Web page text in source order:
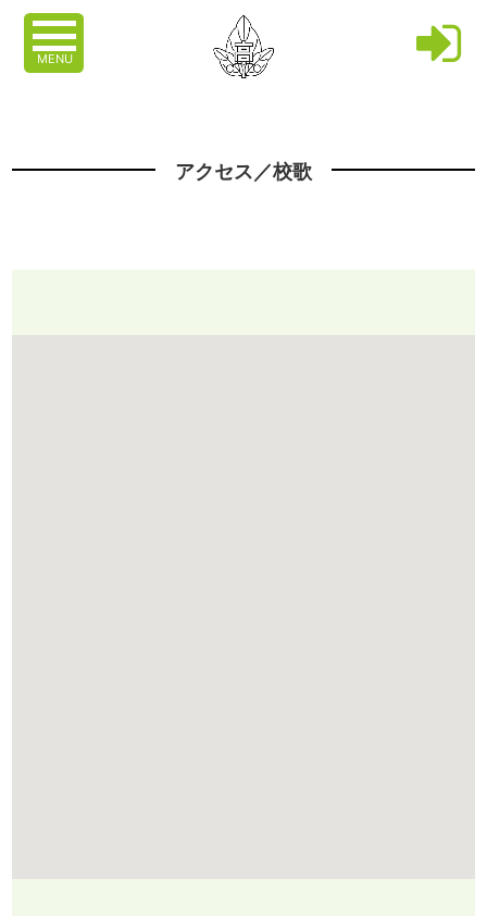
MENU
アクセス／校歌